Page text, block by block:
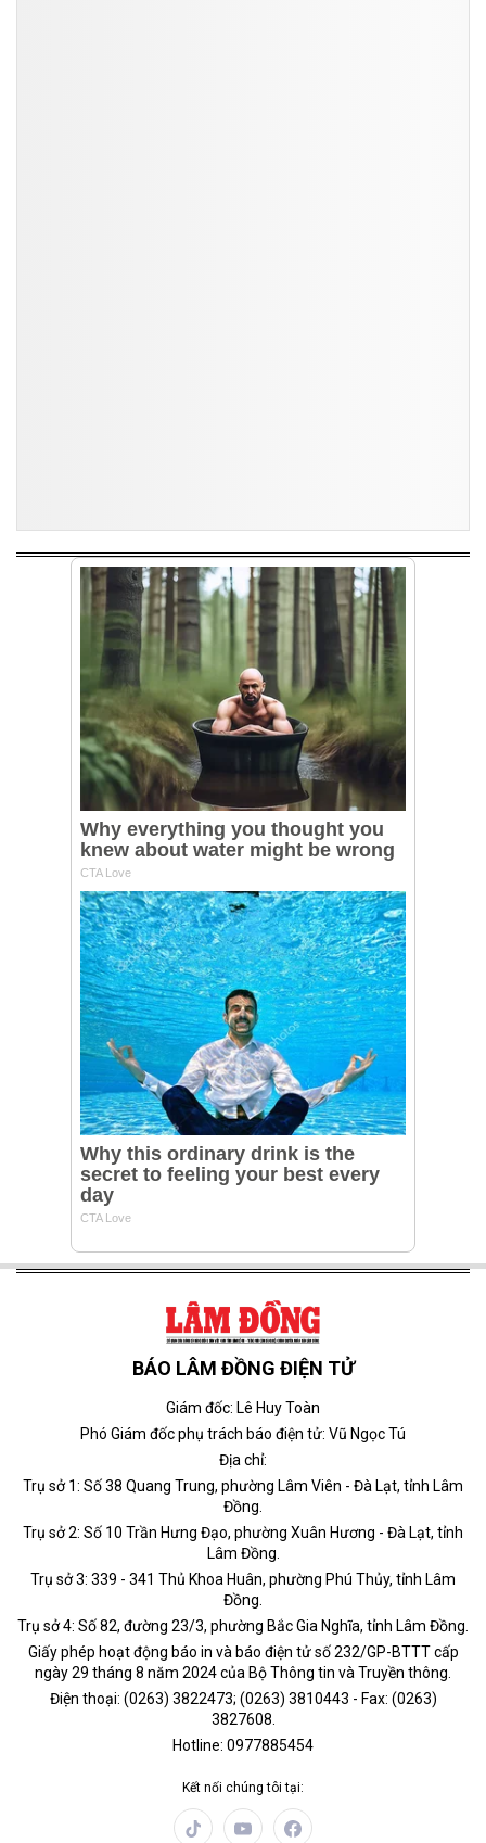
BÁO LÂM ĐỒNG ĐIỆN TỬ
Giám đốc: Lê Huy Toàn
Phó Giám đốc phụ trách báo điện tử: Vũ Ngọc Tú
Địa chỉ:
Trụ sở 1: Số 38 Quang Trung, phường Lâm Viên - Đà Lạt, tỉnh Lâm
Đồng.
Trụ sở 2: Số 10 Trần Hưng Đạo, phường Xuân Hương - Đà Lạt, tỉnh
Lâm Đồng.
Trụ sở 3: 339 - 341 Thủ Khoa Huân, phường Phú Thủy, tỉnh Lâm
Đồng.
Trụ sở 4: Số 82, đường 23/3, phường Bắc Gia Nghĩa, tỉnh Lâm Đồng.
Giấy phép hoạt động báo in và báo điện tử số 232/GP-BTTT cấp
ngày 29 tháng 8 năm 2024 của Bộ Thông tin và Truyền thông.
Điện thoại: (0263) 3822473; (0263) 3810443 - Fax: (0263)
3827608.
Hotline: 0977885454
Kết nối chúng tôi tại: